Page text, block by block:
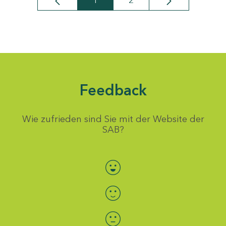
Seite Seite
Feedback
Wie zufrieden sind Sie mit der Website der
SAB?
Bewertung auswählen